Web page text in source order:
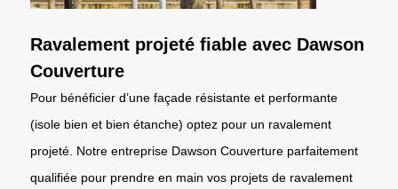
Ravalement projeté fiable avec Dawson
Couverture
Pour bénéficier d’une façade résistante et performante
(isole bien et bien étanche) optez pour un ravalement
projeté. Notre entreprise Dawson Couverture parfaitement
qualifiée pour prendre en main vos projets de ravalement